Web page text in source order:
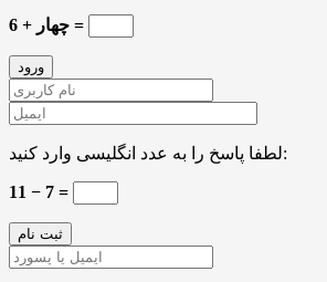
6 + چهار =
لطفا پاسخ را به عدد انگلیسی وارد کنید:
11 − 7 =